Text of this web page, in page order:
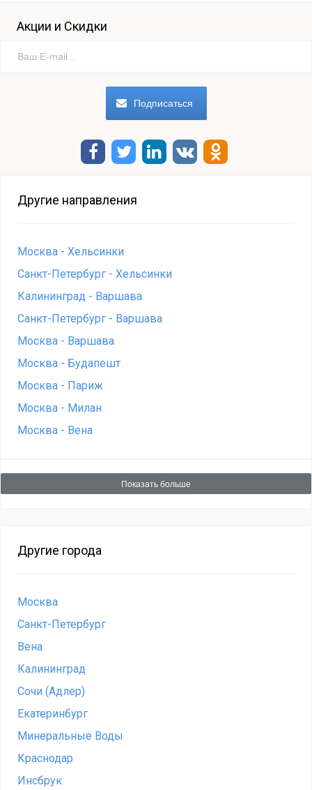
Акции и Скидки
Другие направления
Москва - Хельсинки
Санкт-Петербург - Хельсинки
Калининград - Варшава
Санкт-Петербург - Варшава
Москва - Варшава
Москва - Будапешт
Москва - Париж
Москва - Милан
Москва - Вена
Показать больше
Другие города
Москва
Санкт-Петербург
Вена
Калининград
Сочи (Адлер)
Екатеринбург
Минеральные Воды
Краснодар
Инсбрук